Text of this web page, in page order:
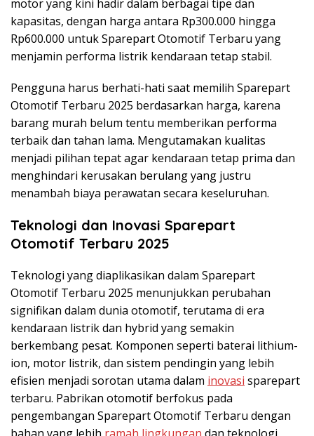
motor yang kini hadir dalam berbagai tipe dan
kapasitas, dengan harga antara Rp300.000 hingga
Rp600.000 untuk Sparepart Otomotif Terbaru yang
menjamin performa listrik kendaraan tetap stabil.
Pengguna harus berhati-hati saat memilih Sparepart
Otomotif Terbaru 2025 berdasarkan harga, karena
barang murah belum tentu memberikan performa
terbaik dan tahan lama. Mengutamakan kualitas
menjadi pilihan tepat agar kendaraan tetap prima dan
menghindari kerusakan berulang yang justru
menambah biaya perawatan secara keseluruhan.
Teknologi dan Inovasi Sparepart
Otomotif Terbaru 2025
Teknologi yang diaplikasikan dalam Sparepart
Otomotif Terbaru 2025 menunjukkan perubahan
signifikan dalam dunia otomotif, terutama di era
kendaraan listrik dan hybrid yang semakin
berkembang pesat. Komponen seperti baterai lithium-
ion, motor listrik, dan sistem pendingin yang lebih
efisien menjadi sorotan utama dalam inovasi sparepart
terbaru. Pabrikan otomotif berfokus pada
pengembangan Sparepart Otomotif Terbaru dengan